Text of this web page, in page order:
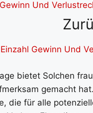
Einzahl Gewinn Und
bietet Solchen
gemacht
die für alle